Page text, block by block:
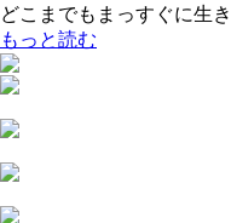
どこまでもまっすぐに生
もっと読む